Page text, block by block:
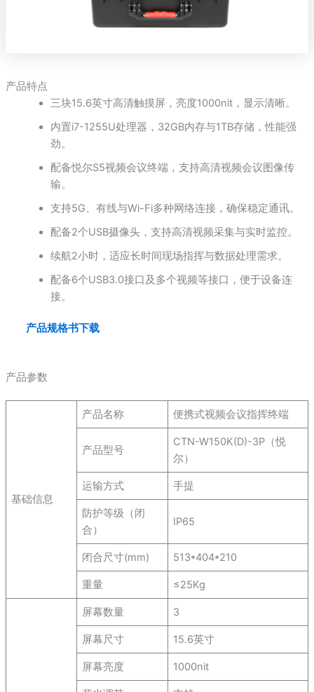
产品特点
三块15.6英寸高清触摸屏，亮度1000nit，显示清晰。
内置i7-1255U处理器，32GB内存与1TB存储，性能强
劲。
配备悦尔S5视频会议终端，支持高清视频会议图像传
输。
支持5G、有线与Wi-Fi多种网络连接，确保稳定通讯。
配备2个USB摄像头，支持高清视频采集与实时监控。
续航2小时，适应长时间现场指挥与数据处理需求。
配备6个USB3.0接口及多个视频等接口，便于设备连
接。
产品规格书下载
产品参数
基础信息
产品名称 便携式视频会议指挥终端
产品型号
CTN-W150K(D)-3P（悦
尔）
运输方式 手提
防护等级（闭
合）
IP65
闭合尺寸(mm) 513*404*210
重量 ≤25Kg
屏幕数量 3
屏幕尺寸 15.6英寸
屏幕亮度 1000nit